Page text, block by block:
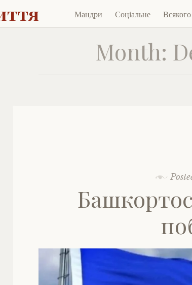
Skip
to
content
Мандри Соціальне
Month: